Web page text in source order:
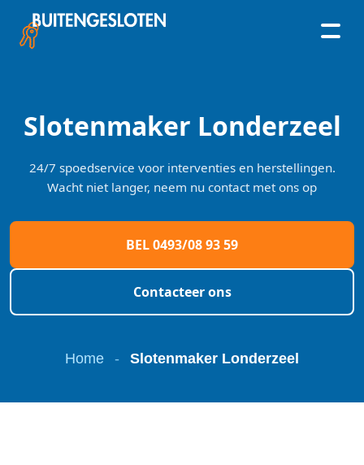
content
Slotenmaker Londerzeel
24/7 spoedservice voor interventies en herstellingen.
Wacht niet langer, neem nu contact met ons op
BEL 0493/08 93 59
Contacteer ons
Home - Slotenmaker Londerzeel